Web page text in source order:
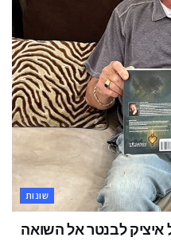
שונות
איציק לבנטר אל השואה